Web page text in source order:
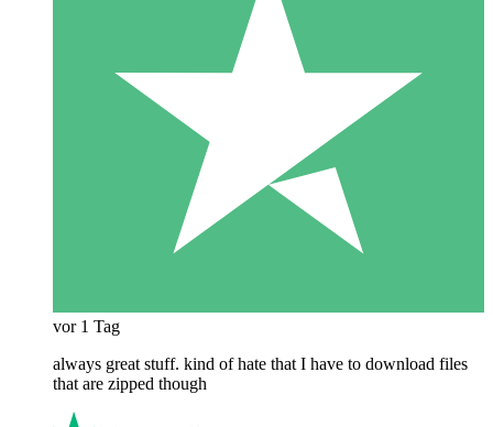
vor 1 Tag
always great stuff. kind of hate that I have to download files
that are zipped though